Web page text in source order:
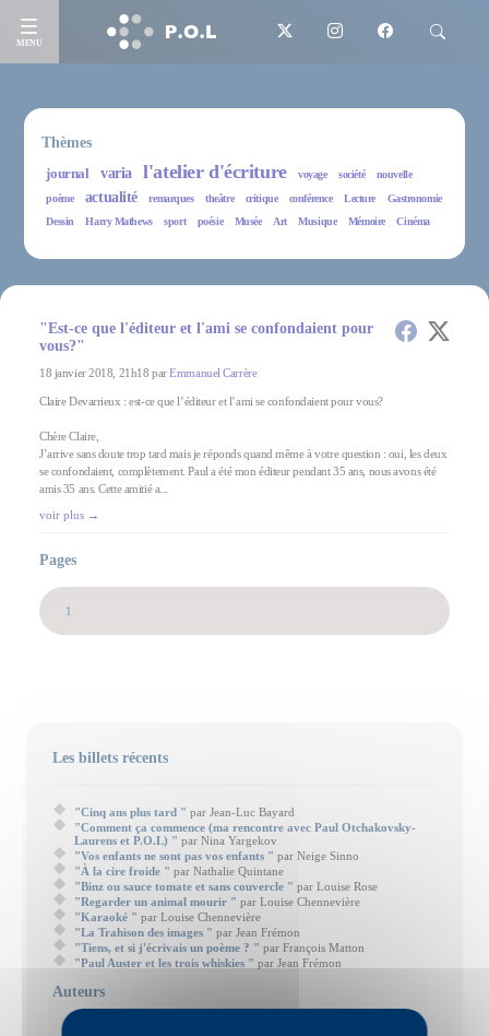
MENU
Thèmes
journal
varia l'atelier d'écriture voyage société
nouvelle
poème
actualité remarques theâtre critique conférence Lecture
Gastronomie
Dessin
Harry Mathews sport poésie Musée Art Musique Mémoire Cinéma
"Est-ce que l'éditeur et l'ami se confondaient pour
vous?"
18 janvier 2018, 21h18 parEmmanuel Carrère
Claire Devarrieux : est-ce que l’éditeur et l’ami se confondaient pour vous?
Chère Claire,
J’arrive sans doute trop tard mais je réponds quand même à votre question : oui, les deux
se confondaient, complètement. Paul a été mon éditeur pendant 35 ans, nous avons été
amis 35 ans. Cette amitié a...
voir plus →
Pages
1
Les billets récents
"Cinq ans plus tard " par Jean-Luc Bayard
"Comment ça commence (ma rencontre avec Paul Otchakovsky-
Laurens et P.O.L) " par Nina Yargekov
"Vos enfants ne sont pas vos enfants " par Neige Sinno
"À la cire froide " par Nathalie Quintane
"Binz ou sauce tomate et sans couvercle " par Louise Rose
"Regarder un animal mourir " par Louise Chennevière
"Karaoké " par Louise Chennevière
"La Trahison des images " par Jean Frémon
"Tiens, et si j'écrivais un poème ? " par François Matton
"Paul Auster et les trois whiskies " par Jean Frémon
Auteurs